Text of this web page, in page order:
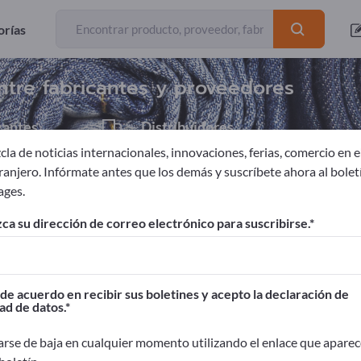
fabricantes y proveedores
Distribuidores
3
Exportadores
comerciales >> Empiece aquí
en Exportpages.
publicar aquí
de noticias internacionales, innovaciones, ferias, comercio en
Infórmate antes que los demás y suscríbete ahora al
su dirección de correo electrónico para suscribirse.
acuerdo en recibir sus boletines y acepto la declaración de
de datos.
de baja en cualquier momento utilizando el enlace que